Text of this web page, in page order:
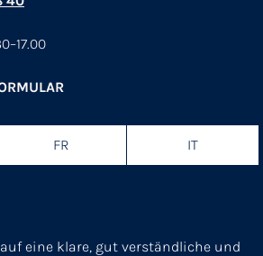
FR IT
auf eine klare, gut verständliche und